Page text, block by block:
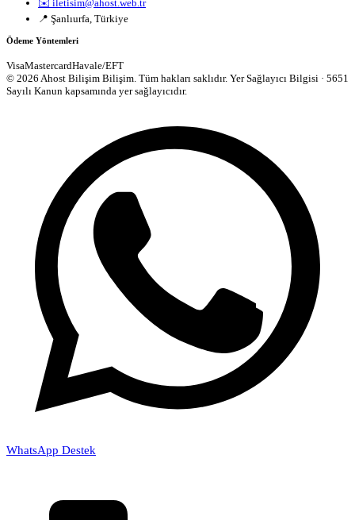
✉️ iletisim@ahost.web.tr
📍 Şanlıurfa, Türkiye
Ödeme Yöntemleri
VisaMastercardHavale/EFT
© 2026 Ahost Bilişim Bilişim. Tüm hakları saklıdır. Yer Sağlayıcı Bilgisi · 5651
Sayılı Kanun kapsamında yer sağlayıcıdır.
WhatsApp Destek